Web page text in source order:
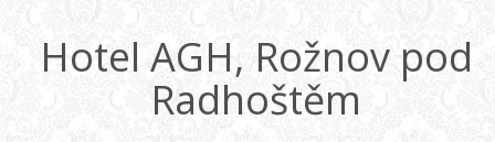
Hotel AGH, Rožnov pod
Radhoštěm